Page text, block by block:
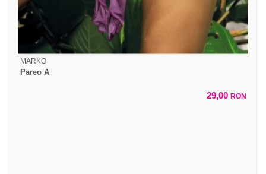
MARKO
Pareo A
29,00 RON